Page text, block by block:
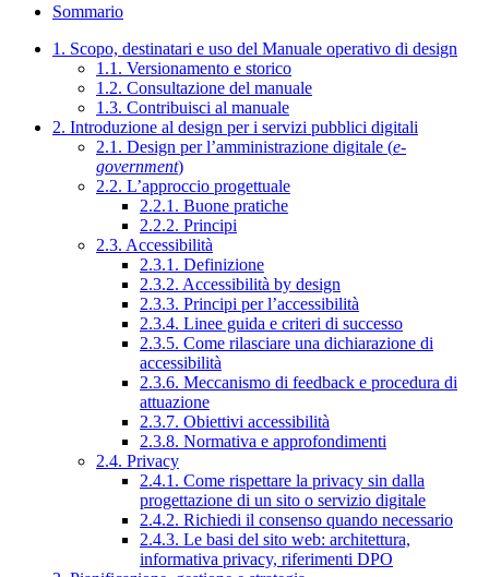
Sommario
1. Scopo, destinatari e uso del Manuale operativo di design
1.1. Versionamento e storico
1.2. Consultazione del manuale
1.3. Contribuisci al manuale
2. Introduzione al design per i servizi pubblici digitali
2.1. Design per l’amministrazione digitale (e-
government)
2.2. L’approccio progettuale
2.2.1. Buone pratiche
2.2.2. Principi
2.3. Accessibilità
2.3.1. Definizione
2.3.2. Accessibilità by design
2.3.3. Principi per l’accessibilità
2.3.4. Linee guida e criteri di successo
2.3.5. Come rilasciare una dichiarazione di
accessibilità
2.3.6. Meccanismo di feedback e procedura di
attuazione
2.3.7. Obiettivi accessibilità
2.3.8. Normativa e approfondimenti
2.4. Privacy
2.4.1. Come rispettare la privacy sin dalla
progettazione di un sito o servizio digitale
2.4.2. Richiedi il consenso quando necessario
2.4.3. Le basi del sito web: architettura,
informativa privacy, riferimenti DPO